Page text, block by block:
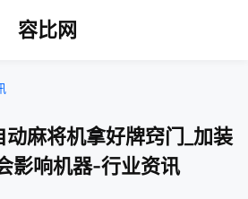
容比网
麻将机拿好牌窍门_加装
影响机器-行业资讯